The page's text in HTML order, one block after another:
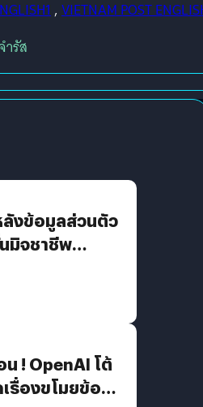
, VIETNAM POST
รัส
ลังข้อมูลส่วนตัว
มิจชาชีพ
ช่แฮ็กเกอร์
! OpenAI โต้
รื่องขโมยข้อมูล